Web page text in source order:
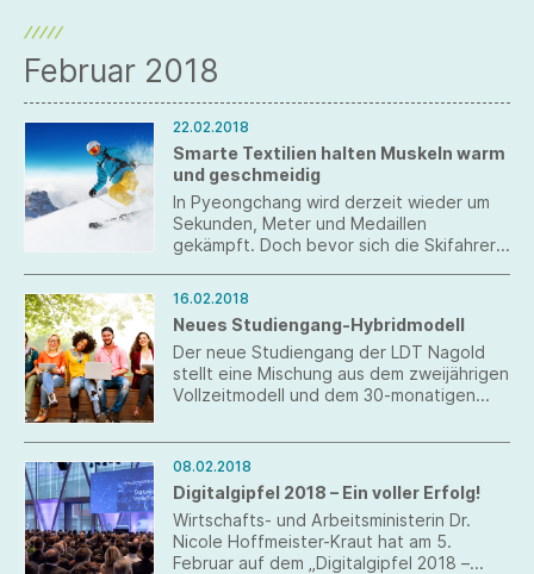
Februar 2018
22.02.2018
Smarte Textilien halten Muskeln warm
und geschmeidig
In Pyeongchang wird derzeit wieder um
Sekunden, Meter und Medaillen
gekämpft. Doch bevor sich die Skifahrer
Wartezeiten zwischen Aufwärmen und
Start drohen die Muskeln zu erkalten. Hier
bietet die moderne Textilforschung für
die deutschen Sportler eine Lösung: die
innovative Heizhose aus
16.02.2018
Neues Studiengang-Hybridmodell
Der neue Studiengang der LDT Nagold
stellt eine Mischung aus dem zweijährigen
Vollzeitmodell und dem 30-monatigen
modeaffine junge Menschen, die bislang
noch keine praktischen Erfahrungen in der
Fashionbranche sammeln konnten. Er
startet erstmals am 05. März.
08.02.2018
Digitalgipfel 2018 – Ein voller Erfolg!
Wirtschafts- und Arbeitsministerin Dr.
Nicole Hoffmeister-Kraut hat am 5.
Februar auf dem „Digitalgipfel 2018 –